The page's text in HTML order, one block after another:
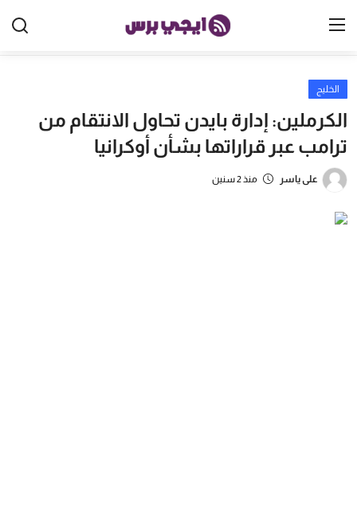
الرئيسية
الخليج
الخليج
الكرملين: إدارة بايدن تحاول الانتقام من
ترامب عبر قراراتها بشأن أوكرانيا
على ياسر منذ 2 سنين